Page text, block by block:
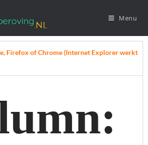
Menu
Firefox of Chrome (Internet Explorer werkt